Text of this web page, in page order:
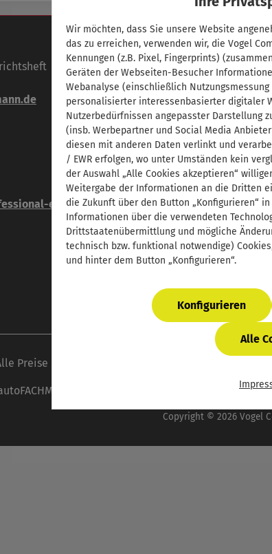
education.de
Shop Service
Kontakt
Lieferzeit und
Abo-Kündigung
Vertrag widerrufen
Support
Defektes Produkt
E-Book-Code
InfoClick
Prüfstückbestellung
Firmenlizenzen - E-
Preise inkl. gesetzl. Mehrwertsteuer zzgl.
ist eine Marke der Vogel
Copyright © 2026 Vogel
Wir möchten, dass Sie unsere Website
das zu erreichen, verwenden wir, die Vogel
Kennungen (z.B. Pixel, Fingerprints)
Geräten der Webseiten-Besucher
Webanalyse (einschließlich
personalisierter interessenbasierter digitaler
Nutzerbedürfnissen angepasster Darstellung
(insb. Werbepartner und Social Media
diesen mit anderen Daten verlinkt und
/ EWR erfolgen, wo unter Umständen kein
der Auswahl „Alle Cookies akzeptieren“
Weitergabe der Informationen an die Dritten
die Zukunft über den Button „Konfigurieren“
Informationen über die verwendeten
Drittstaatenübermittlung und mögliche
technisch bzw. funktional notwendige)
und hinter dem Button „Konfigurieren“.
Konfigurieren
Alle